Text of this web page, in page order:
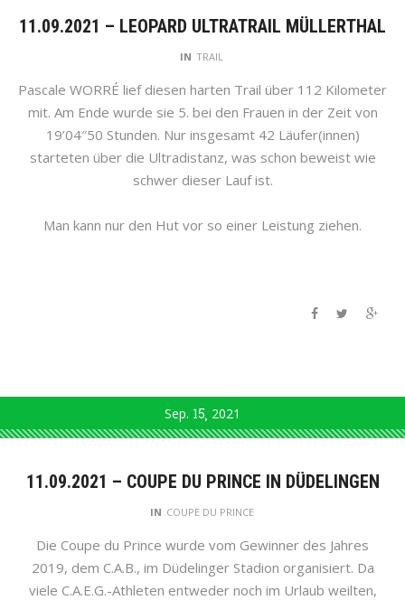
11.09.2021 – LEOPARD ULTRATRAIL MÜLLERTHAL
IN TRAIL
Pascale WORRÉ lief diesen harten Trail über 112 Kilometer
mit. Am Ende wurde sie 5. bei den Frauen in der Zeit von
19’04″50 Stunden. Nur insgesamt 42 Läufer(innen)
starteten über die Ultradistanz, was schon beweist wie
schwer dieser Lauf ist.
Man kann nur den Hut vor so einer Leistung ziehen.
Sep. 15 2021
11.09.2021 – COUPE DU PRINCE IN DÜDELINGEN
IN COUPE DU PRINCE
Die Coupe du Prince wurde vom Gewinner des Jahres
2019, dem C.A.B., im Düdelinger Stadion organisiert. Da
viele C.A.E.G.-Athleten entweder noch im Urlaub weilten,